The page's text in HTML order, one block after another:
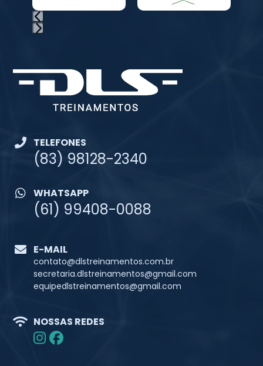
TELEFONES
(83) 98128-2340
WHATSAPP
(61) 99408-0088
E-MAIL
contato@dlstreinamentos.com.br
secretaria.dlstreinamentos@gmail.com
equipedlstreinamentos@gmail.com
NOSSAS REDES